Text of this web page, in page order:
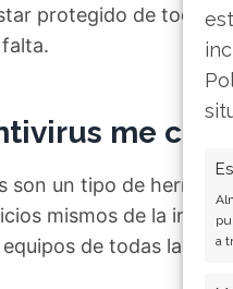
a
protegido de todas
me
son un tipo de
mismos de la
de todas las